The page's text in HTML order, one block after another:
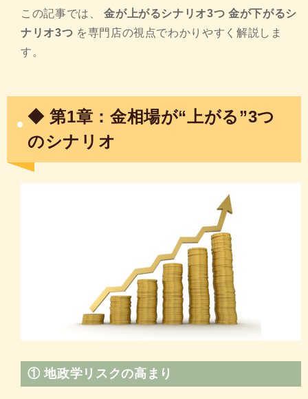
この記事では、金が上がるシナリオ3つ 金が下がるシ
ナリオ3つ を専門店の視点でわかりやすく解説しま
す。
◆ 第1章：金相場が“上がる”3つ
のシナリオ
①地政学リスクの高まり